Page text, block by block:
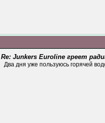
Re: Junkers Euroline греет
Два дня уже пользуюсь горячей